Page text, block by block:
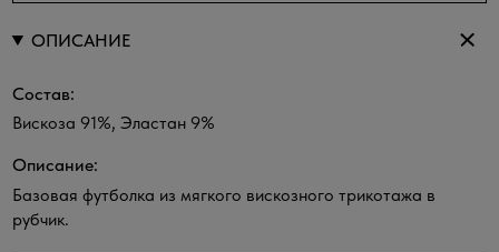
ОПИСАНИЕ
Состав:
Вискоза 91%, Эластан 9%
Описание:
Базовая футболка из мягкого вискозного трикотажа в
рубчик.